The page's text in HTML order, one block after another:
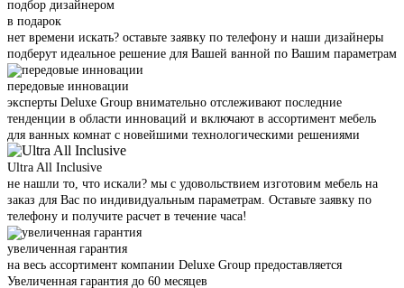
подбор дизайнером
в подарок
нет времени искать? оставьте заявку по телефону и наши дизайнеры
подберут идеальное решение для Вашей ванной по Вашим параметрам
передовые инновации
эксперты Deluxe Group внимательно отслеживают последние
тенденции в области инноваций и включают в ассортимент мебель
для ванных комнат с новейшими технологическими решениями
Ultra All Inclusive
не нашли то, что искали? мы с удовольствием изготовим мебель на
заказ для Вас по индивидуальным параметрам. Оставьте заявку по
телефону и получите расчет в течение часа!
увеличенная гарантия
на весь ассортимент компании Deluxe Group предоставляется
Увеличенная гарантия до 60 месяцев